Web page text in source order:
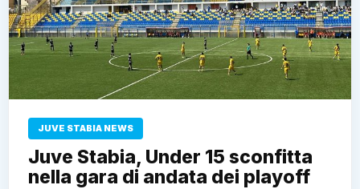
JUVE STABIA NEWS
Juve Stabia, Under 15 sconfitta
nella gara di andata dei playoff